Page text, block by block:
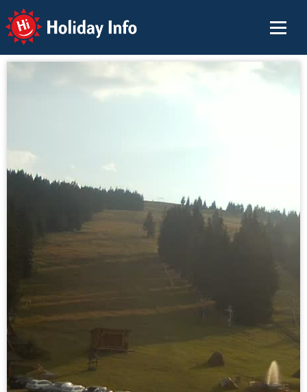
Holiday Info